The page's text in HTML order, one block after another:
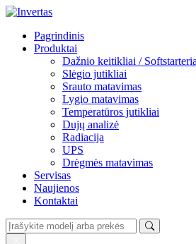
Pagrindinis
Produktai
Dažnio keitikliai /
Slėgio jutikliai
Srauto matavimas
Lygio matavimas
Temperatūros jutikliai
Dujų analizė
Radiacija
UPS
Drėgmės matavimas
Servisas
Naujienos
Kontaktai